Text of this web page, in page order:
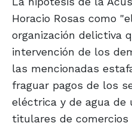
Horacio Rosas como
organización delictiva
intervención de los
las mencionadas
fraguar pagos de los
eléctrica y de agua de
titulares de comercios